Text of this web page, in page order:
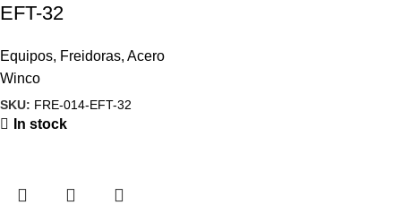
EFT-32
Equipos, Freidoras, Acero
Winco
SKU: FRE-014-EFT-32
In stock